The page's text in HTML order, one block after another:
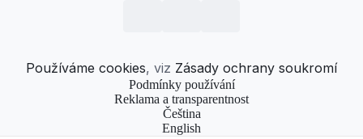
Používáme cookies, viz Zásady ochrany soukromí
Podmínky používání
Reklama a transparentnost
Čeština
English